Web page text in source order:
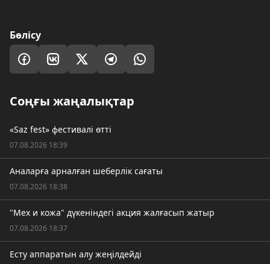
Бөлісу
Соңғы жаңалықтар
«Saz fest» фестивалі өтті
07.08.2026 18:39
Аналарға арналған шеберлік сағаты
07.08.2026 18:38
"Мех и кожа" дүкеніндегі акция жалғасып жатыр
07.08.2026 18:37
Есту аппаратын алу жеңілдейді